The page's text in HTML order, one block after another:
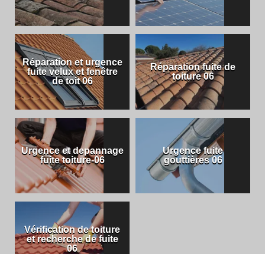
Réparation et urgence
fuite velux et fenêtre
de toit 06
Réparation fuite de
toiture 06
Urgence et depannage
fuite toiture-06
Urgence fuite
gouttières 06
Vérification de toiture
et recherche de fuite
06